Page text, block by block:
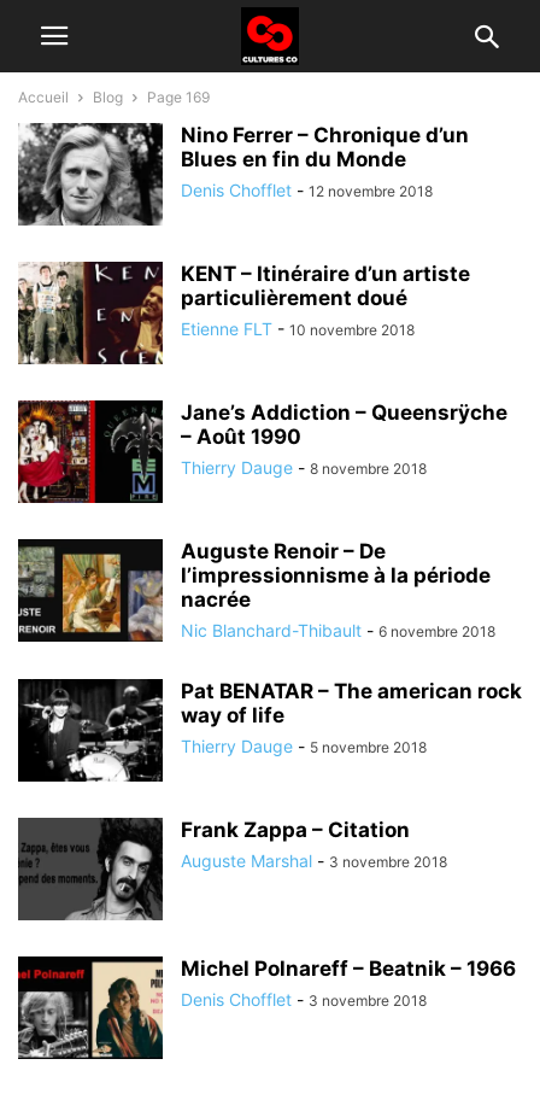
Accueil Blog Page 169
Nino Ferrer – Chronique d’un
Blues en fin du Monde
Denis Chofflet - 12 novembre 2018
KENT – Itinéraire d’un artiste
particulièrement doué
Etienne FLT - 10 novembre 2018
Jane’s Addiction – Queensrÿche
– Août 1990
Thierry Dauge - 8 novembre 2018
Auguste Renoir – De
l’impressionnisme à la période
nacrée
Nic Blanchard-Thibault - 6 novembre 2018
Pat BENATAR – The american rock
way of life
Thierry Dauge - 5 novembre 2018
Frank Zappa – Citation
Auguste Marshal - 3 novembre 2018
Michel Polnareff – Beatnik – 1966
Denis Chofflet - 3 novembre 2018